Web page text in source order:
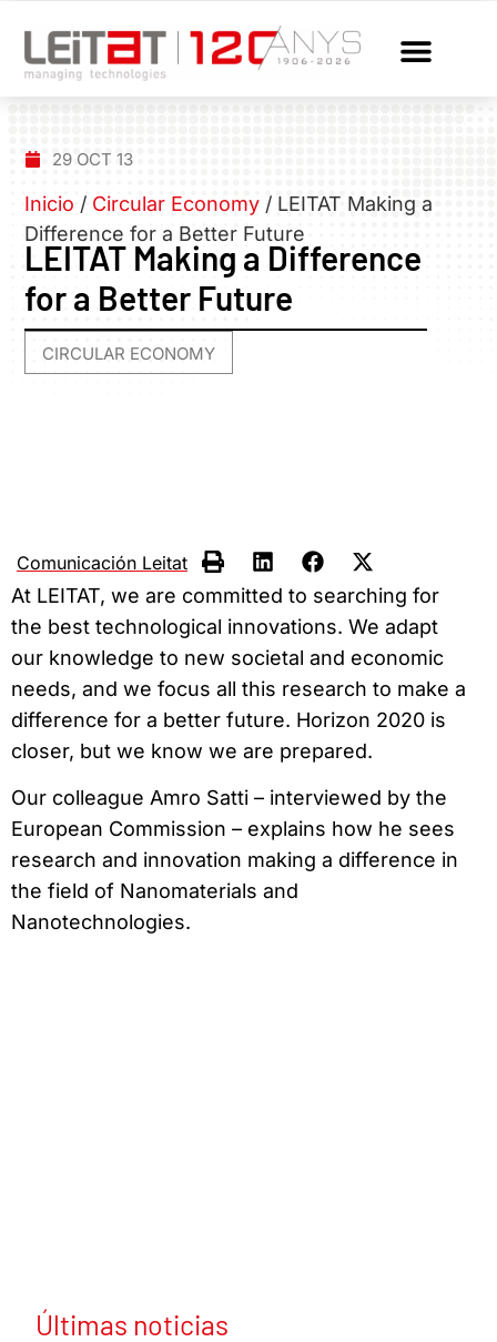
29 OCT 13
Inicio / Circular Economy / LEITAT Making a
Difference for a Better Future
LEITAT Making a Difference
for a Better Future
CIRCULAR ECONOMY
Comunicación Leitat
At LEITAT, we are committed to searching for
the best technological innovations. We adapt
our knowledge to new societal and economic
needs, and we focus all this research to make a
difference for a better future. Horizon 2020 is
closer, but we know we are prepared.
Our colleague Amro Satti – interviewed by the
European Commission – explains how he sees
research and innovation making a difference in
the field of Nanomaterials and
Nanotechnologies.
Últimas noticias